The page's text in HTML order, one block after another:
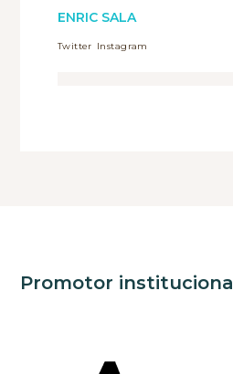
ENRIC SALA
Twitter Instagram
Promotor institucional